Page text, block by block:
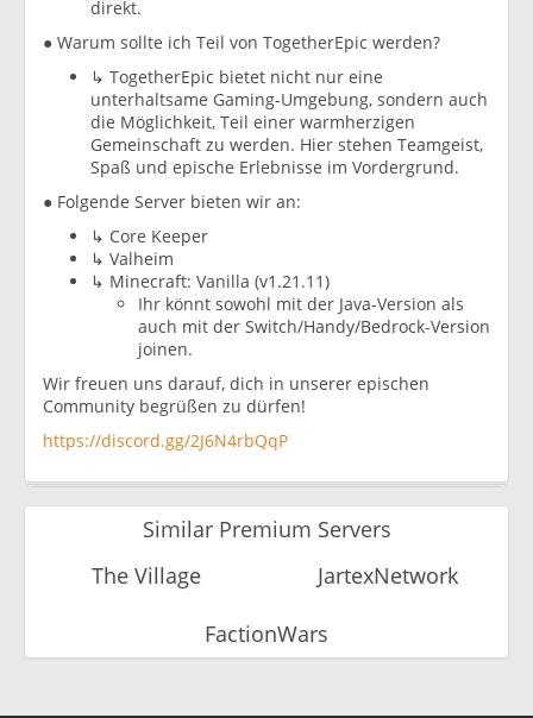
direkt.
● Warum sollte ich Teil von TogetherEpic werden?
↳ TogetherEpic bietet nicht nur eine
unterhaltsame Gaming-Umgebung, sondern auch
die Möglichkeit, Teil einer warmherzigen
Gemeinschaft zu werden. Hier stehen Teamgeist,
Spaß und epische Erlebnisse im Vordergrund.
● Folgende Server bieten wir an:
↳ Core Keeper
↳ Valheim
↳ Minecraft: Vanilla (v1.21.11)
Ihr könnt sowohl mit der Java-Version als
auch mit der Switch/Handy/Bedrock-Version
joinen.
Wir freuen uns darauf, dich in unserer epischen
Community begrüßen zu dürfen!
https://discord.gg/2J6N4rbQqP
Similar Premium Servers
The Village
JartexNetwork
FactionWars